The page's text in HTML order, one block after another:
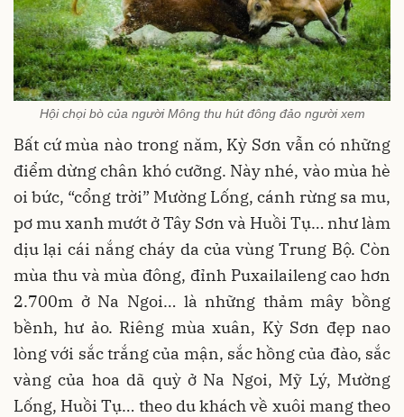
Hội chọi bò của người Mông thu hút đông đảo người xem
Bất cứ mùa nào trong năm, Kỳ Sơn vẫn có những
điểm dừng chân khó cưỡng. Này nhé, vào mùa hè
oi bức, “cổng trời” Mường Lống, cánh rừng sa mu,
pơ mu xanh mướt ở Tây Sơn và Huồi Tụ… như làm
dịu lại cái nắng cháy da của vùng Trung Bộ. Còn
mùa thu và mùa đông, đỉnh Puxailaileng cao hơn
2.700m ở Na Ngoi… là những thảm mây bồng
bềnh, hư ảo. Riêng mùa xuân, Kỳ Sơn đẹp nao
lòng với sắc trắng của mận, sắc hồng của đào, sắc
vàng của hoa dã quỳ ở Na Ngoi, Mỹ Lý, Mường
Lống, Huồi Tụ… theo du khách về xuôi mang theo